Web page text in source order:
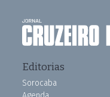
Editorias
Sorocaba